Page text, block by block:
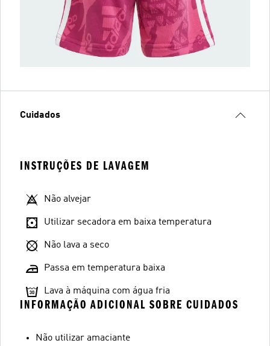
Cuidados
INSTRUÇÕES DE LAVAGEM
Não alvejar
Utilizar secadora em baixa temperatura
Não lava a seco
Passa em temperatura baixa
Lava à máquina com água fria
INFORMAÇÃO ADICIONAL SOBRE CUIDADOS
Não utilizar amaciante